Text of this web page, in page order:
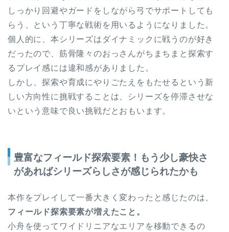
しっかり回避やガードをしながら弓でサポートしても
らう、という丁寧な戦術を用いるようになりました。
個人的に、本シリーズはダイナミックに戦うのが好き
だったので、筋骨隆々のおっさんがちまちまと探索す
るプレイ感には違和感がありました。
しかし、探索や育成にやりごたえをもたせるという新
しい方向性に挑戦することは、シリーズを停滞させな
いという意味で良い挑戦だとおもいます。
豊富なフィールド探索要素！もう少し豪快さ
があればシリーズらしさが感じられたかも
本作をプレイして一番大きく変わったと感じたのは、
フィールド探索要素が増えたこと。
小舟を使ってワイドリニアなエリアを移動できるの